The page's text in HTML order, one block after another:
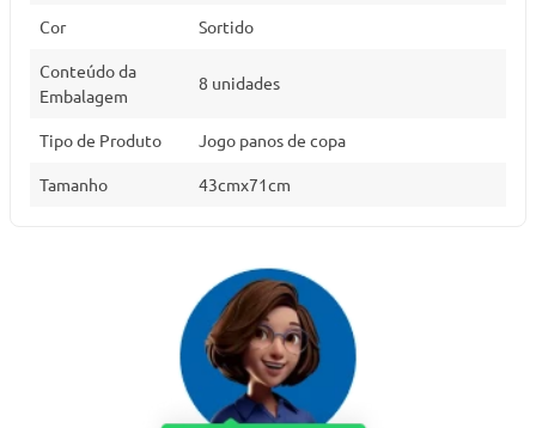
Cor Sortido
Conteúdo da
Embalagem
8 unidades
Tipo de Produto Jogo panos de copa
Tamanho 43cmx71cm